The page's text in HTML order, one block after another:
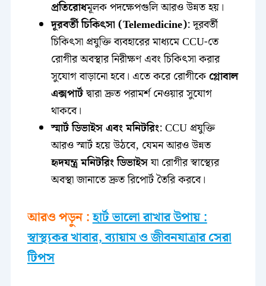
প্রতিরোধমূলক পদক্ষেপগুলি আরও উন্নত হয়।
দূরবর্তী চিকিৎসা (Telemedicine): দূরবর্তী
চিকিৎসা প্রযুক্তি ব্যবহারের মাধ্যমে CCU-তে
রোগীর অবস্থার নিরীক্ষণ এবং চিকিৎসা করার
সুযোগ বাড়ানো হবে। এতে করে রোগীকেগ্লোবাল
এক্সপার্টদ্বারা দ্রুত পরামর্শ নেওয়ার সুযোগ
থাকবে।
স্মার্ট ডিভাইস এবং মনিটরিং: CCU প্রযুক্তি
আরও স্মার্ট হয়ে উঠবে, যেমন আরও উন্নত
হৃদযন্ত্র মনিটরিং ডিভাইসযা রোগীর স্বাস্থ্যের
অবস্থা জানাতে দ্রুত রিপোর্ট তৈরি করবে।
আরও পড়ুন :হার্ট ভালো রাখার উপায় :
স্বাস্থ্যকর খাবার, ব্যায়াম ও জীবনযাত্রার সেরা
টিপস